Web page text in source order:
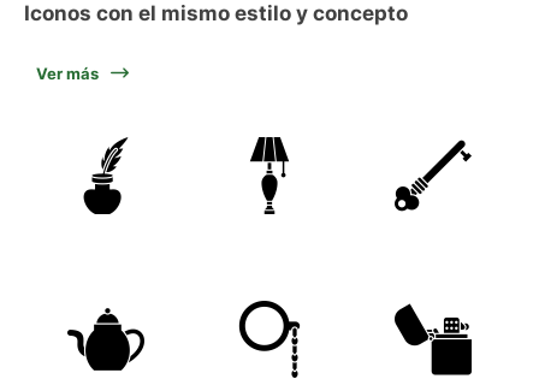
Iconos con el mismo estilo y concepto
Ver más